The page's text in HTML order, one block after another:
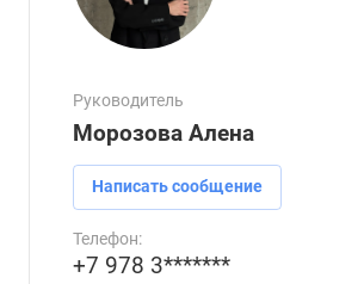
Руководитель
Морозова Алена
Написать сообщение
Телефон:
+7 978 3*******